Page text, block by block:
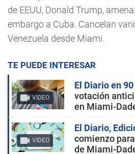
de EEUU, Donald Trump,
embargo a Cuba. Cancelan
Venezuela desde Miami.
TE PUEDE INTERESAR
VIDEO
El Diario en
votación
en Miami-
VIDEO
El Diario,
comienzo
de Miami-